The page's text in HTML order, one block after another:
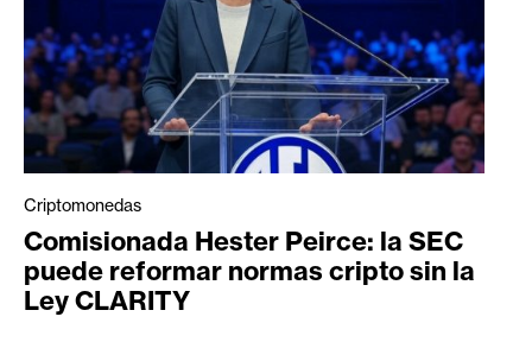
Criptomonedas
Comisionada Hester Peirce: la SEC
puede reformar normas cripto sin la
Ley CLARITY